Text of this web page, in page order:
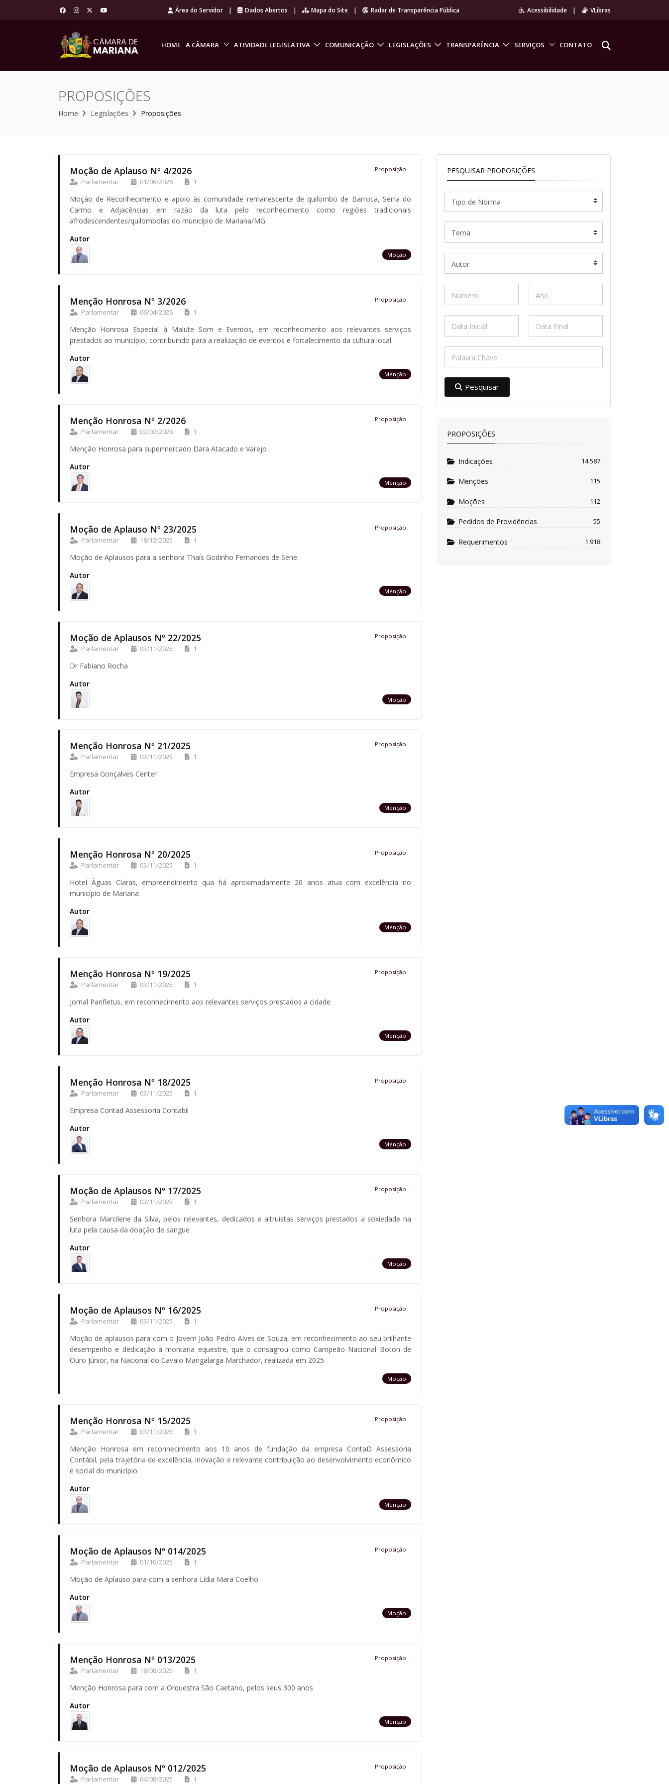
Área do Servidor | Dados Abertos | Mapa do Site | Radar de Transparência Pública Acessibilidade | VLibras
HOME A CÂMARA ATIVIDADE LEGISLATIVA COMUNICAÇÃO LEGISLAÇÕES TRANSPARÊNCIA SERVIÇOS CONTATO
PROPOSIÇÕES
Home Legislações Proposições
Moção de Aplauso Nº 4/2026 Proposição
Parlamentar 01/06/2026 1
Moção de Reconhecimento e apoio às comunidade remanescente de quilombo de Barroca, Serra do
Carmo e Adjacências em razão da luta pelo reconhecimento como regiões tradicionais
afrodescendentes/quilombolas do município de Mariana/MG.
Autor
Moção
Menção Honrosa Nº 3/2026 Proposição
Parlamentar 06/04/2026 1
Menção Honrosa Especial à Malute Som e Eventos, em reconhecimento aos relevantes serviços
prestados ao município, contribuindo para a realização de eventos e fortalecimento da cultura local
Autor
Menção
Menção Honrosa Nº 2/2026 Proposição
Parlamentar 02/02/2026 1
Menção Honrosa para supermercado Dara Atacado e Varejo
Autor
Menção
Moção de Aplauso Nº 23/2025 Proposição
Parlamentar 18/12/2025 1
Moção de Aplausos para a senhora Thaís Godinho Fernandes de Sene.
Autor
Menção
Moção de Aplausos Nº 22/2025 Proposição
Parlamentar 03/11/2025 1
Dr Fabiano Rocha
Autor
Moção
Menção Honrosa Nº 21/2025 Proposição
Parlamentar 03/11/2025 1
Empresa Gonçalves Center
Autor
Menção
Menção Honrosa Nº 20/2025 Proposição
Parlamentar 03/11/2025 1
Hotel Àguas Claras, empreendimento qua há aproximadamente 20 anos atua com excelência no
município de Mariana
Autor
Menção
Menção Honrosa Nº 19/2025 Proposição
Parlamentar 03/11/2025 1
Jornal Panfletus, em reconhecimento aos relevantes serviços prestados a cidade
Autor
Menção
Menção Honrosa Nº 18/2025 Proposição
Parlamentar 03/11/2025 1
Empresa Contad Assessoria Contabil
Autor
Menção
Moção de Aplausos Nº 17/2025 Proposição
Parlamentar 03/11/2025 1
Senhora Marcilene da Silva, pelos relevantes, dedicados e altruistas serviços prestados a soxiedade na
luta pela causa da doação de sangue
Autor
Moção
Moção de Aplausos Nº 16/2025 Proposição
Parlamentar 03/11/2025 1
Moção de aplausos para com o Jovem João Pedro Alves de Souza, em reconhecimento ao seu brilhante
desempenho e dedicação à montaria equestre, que o consagrou como Campeão Nacional Boton de
Ouro Júnior, na Nacional do Cavalo Mangalarga Marchador, realizada em 2025
Moção
Menção Honrosa Nº 15/2025 Proposição
Parlamentar 03/11/2025 1
Menção Honrosa em reconhecimento aos 10 anos de fundação da empresa ContaD Assessoria
Contábil, pela trajetória de excelência, inovação e relevante contribuição ao desenvolvimento econômico
e social do município
Autor
Menção
Moção de Aplausos Nº 014/2025 Proposição
Parlamentar 01/10/2025 1
Moção de Aplauso para com a senhora Lídia Mara Coelho
Autor
Moção
Menção Honrosa Nº 013/2025 Proposição
Parlamentar 18/08/2025 1
Menção Honrosa para com a Orquestra São Caetano, pelos seus 300 anos
Autor
Menção
Moção de Aplausos Nº 012/2025 Proposição
Parlamentar 04/08/2025 1
PESQUISAR PROPOSIÇÕES
Pesquisar
PROPOSIÇÕES
Indicações 14.587
Menções 115
Moções 112
Pedidos de Providências 55
Requerimentos 1.918